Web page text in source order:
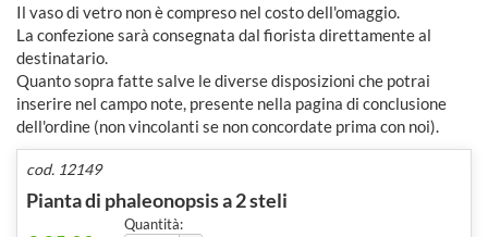
Il vaso di vetro non è compreso nel costo dell'omaggio.
La confezione sarà consegnata dal fiorista direttamente al
destinatario.
Quanto sopra fatte salve le diverse disposizioni che potrai
inserire nel campo note, presente nella pagina di conclusione
dell'ordine (non vincolanti se non concordate prima con noi).
cod. 12149
Pianta di phaleonopsis a 2 steli
Quantità: